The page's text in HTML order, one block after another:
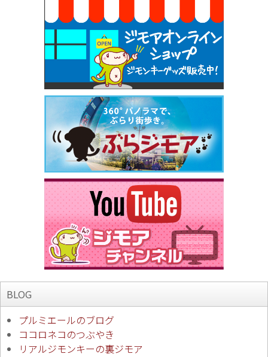
BLOG
プルミエールのブログ
ココロネコのつぶやき
リアルジモンキーの裏ジモア